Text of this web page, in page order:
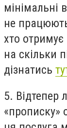
мінімальні
не
хто
на скільки
дізнатись
5. Відтепер